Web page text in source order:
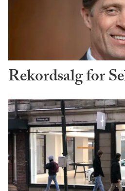
Rekordsalg for